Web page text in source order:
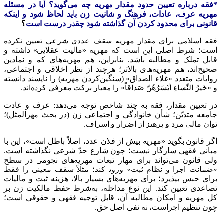
*فقه درباره تعیین حدود مقدار مهریه چه می‌گوید؟ آیا در مسئله
مهریه عرف، عادات، فرهنگ و شانیت زن باید لحاظ شود و اینکه
قانونی برای محدود کردن آن گذاشته شود چقدر درست است؟
فقه اسلامی برای مقدار مهریه سقف عددی شرعی تعیین نکرده
است؛ شرط اصلی این است که مهریه «مالیت عقلایی» داشته و
قابل تملک و مطالبه باشد. بنابراین، هم مهریه‌های کم و نمادین
صحیح‌اند، هم مهریه‌های بالاتر؛ هرچند از نظر اخلاقی و اجتماعی،
روایات متعدد «غلاء الصداق» (سنگین‌کردن مهریه) را ناپسند دانسته
و «خَیرُ النِّساءِ أیْسَرُهُنَّ صَداقاً» را معیار برکت معرفی کرده‌اند.
در تعیین مقدار، فقه به چند شاخص توجه می‌دهد: عرف و عادت
جامعه متدیّن؛ شأن خانوادگی و اجتماعی زن (در بحث مهرالمثل)؛
توان مالی مرد و پرهیز از اضرار و اسراف.
اگر قانون بگوید «مهریه بیش از فلان عدد، اصلاً باطل است»، این با
مبانی فقهی سازگار نیست؛ چون شارع حدّ شرعی نگذاشته است.
ولی قانون می‌تواند برای مهار تبعات مهریه‌های نجومی در سطح
«ضمانت اجرا و نظام ثبت» ورود کند؛ مثلاً سقف معینی را فقط
برای حبس بپذیرد؛ برای مهریه‌های بسیار بالا، هزینه ثبت و مالیات
تصاعدی تعیین کند. این نوع مداخله، به‌شرط حفظ مالکیت زن بر
کل مهریه و امکان مطالبه آن، قابل توجیه فقهی و حقوقی است؛
چون تنظیم اجراست، نه نفی اصل حق.